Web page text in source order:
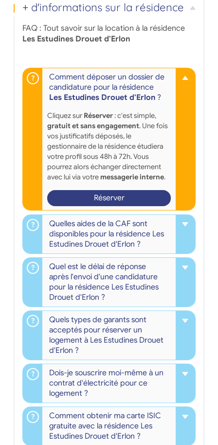
+ d'informations sur la résidence
FAQ : Tout savoir sur la location à la résidence
Les Estudines Drouet d'Erlon
Comment déposer un dossier de
candidature pour la résidence
Les Estudines Drouet d'Erlon?
Cliquez sur Réserver: c'est simple,
gratuit et sans engagement. Une fois
vos justificatifs déposés, le
gestionnaire de la résidence étudiera
votre profil sous 48h à 72h. Vous
pourrez alors échanger directement
avec lui via votre messagerie interne.
Réserver
Quelles aides de la CAF sont
disponibles pour la résidence Les
Estudines Drouet d'Erlon ?
Quel est le délai de réponse
après l'envoi d'une candidature
pour la résidence Les Estudines
Drouet d'Erlon ?
Quels types de garants sont
acceptés pour réserver un
logement à Les Estudines Drouet
d'Erlon ?
Dois-je souscrire moi-même à un
contrat d'électricité pour ce
logement ?
Comment obtenir ma carte ISIC
gratuite avec la résidence Les
Estudines Drouet d'Erlon ?